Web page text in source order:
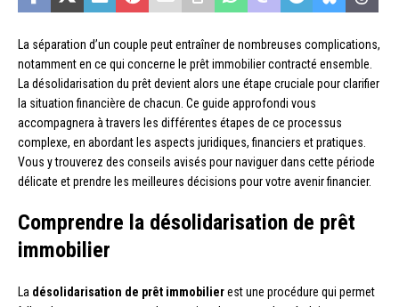
La séparation d’un couple peut entraîner de nombreuses complications,
notamment en ce qui concerne le prêt immobilier contracté ensemble.
La désolidarisation du prêt devient alors une étape cruciale pour clarifier
la situation financière de chacun. Ce guide approfondi vous
accompagnera à travers les différentes étapes de ce processus
complexe, en abordant les aspects juridiques, financiers et pratiques.
Vous y trouverez des conseils avisés pour naviguer dans cette période
délicate et prendre les meilleures décisions pour votre avenir financier.
Comprendre la désolidarisation de prêt
immobilier
La désolidarisation de prêt immobilierest une procédure qui permet